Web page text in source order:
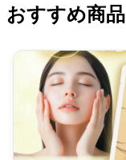
おすすめ商品